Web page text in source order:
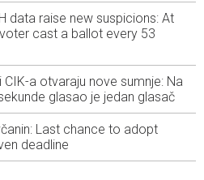
data raise new suspicions: At
cast a ballot every 53
CIK-a otvaraju nove sumnje: Na
glasao je jedan glasač
Last chance to adopt
deadline